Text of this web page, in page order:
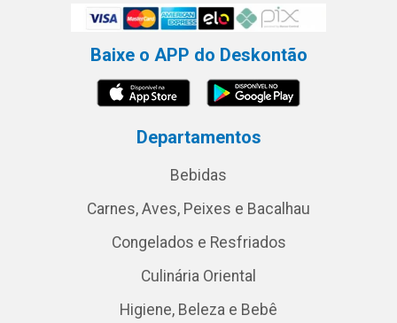
Baixe o APP do Deskontão
Departamentos
Bebidas
Carnes, Aves, Peixes e Bacalhau
Congelados e Resfriados
Culinária Oriental
Higiene, Beleza e Bebê